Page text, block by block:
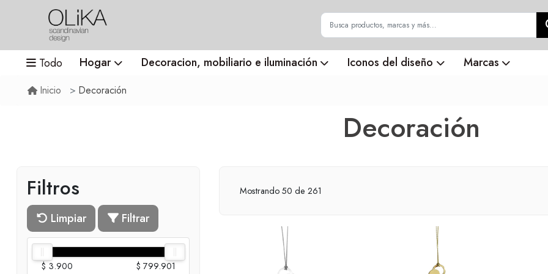
Todo Hogar Decoracion, mobiliario e iluminación Iconos del diseño Marcas
Inicio Decoración
Decoración
Filtros
Limpiar Filtrar
$ 3.900 $ 799.901
Mostrando 50 de 261